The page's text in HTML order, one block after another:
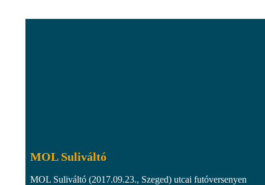
MOL Suliváltó
MOL Suliváltó (2017.09.23., Szeged) utcai futóversenyen